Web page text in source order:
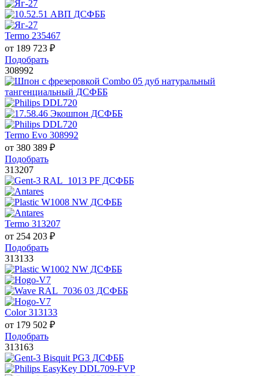
Termo 235467
от 189 723 ₽
Подобрать
308992
Termo Evo 308992
от 380 389 ₽
Подобрать
313207
Termo 313207
от 254 203 ₽
Подобрать
313133
Color 313133
от 179 502 ₽
Подобрать
313163